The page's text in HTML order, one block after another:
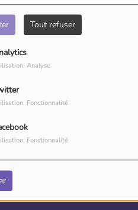
Tout refuser
Analyse
Fonctionnalité
Fonctionnalité
vous avez